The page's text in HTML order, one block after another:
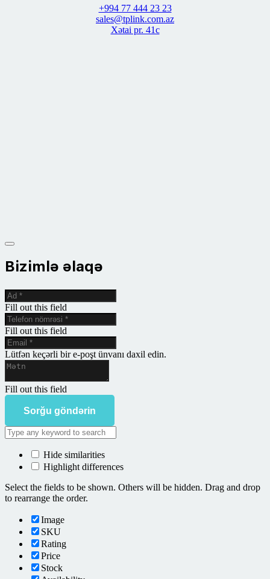
+994 77 444 23 23
sales@tplink.com.az
Xətai pr. 41c
Bizimlə əlaqə
Fill out this field
Fill out this field
Lütfən keçərli bir e-poşt ünvanı daxil edin.
Fill out this field
Sorğu göndərin
Hide similarities
Highlight differences
Select the fields to be shown. Others will be hidden. Drag and drop
to rearrange the order.
Image
SKU
Rating
Price
Stock